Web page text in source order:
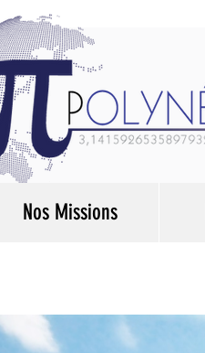
Nos Missions